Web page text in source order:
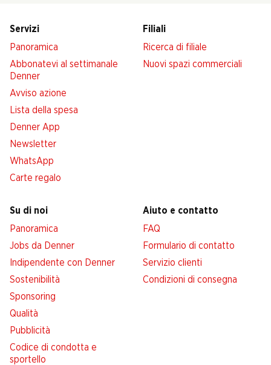
Servizi
Panoramica
Abbonatevi al settimanale
Denner
Avviso azione
Lista della spesa
Denner App
Newsletter
WhatsApp
Carte regalo
Filiali
Ricerca di filiale
Nuovi spazi commerciali
Su di noi
Panoramica
Jobs da Denner
Indipendente con Denner
Sostenibilità
Sponsoring
Qualità
Pubblicità
Codice di condotta e
sportello
Aiuto e contatto
FAQ
Formulario di contatto
Servizio clienti
Condizioni di consegna